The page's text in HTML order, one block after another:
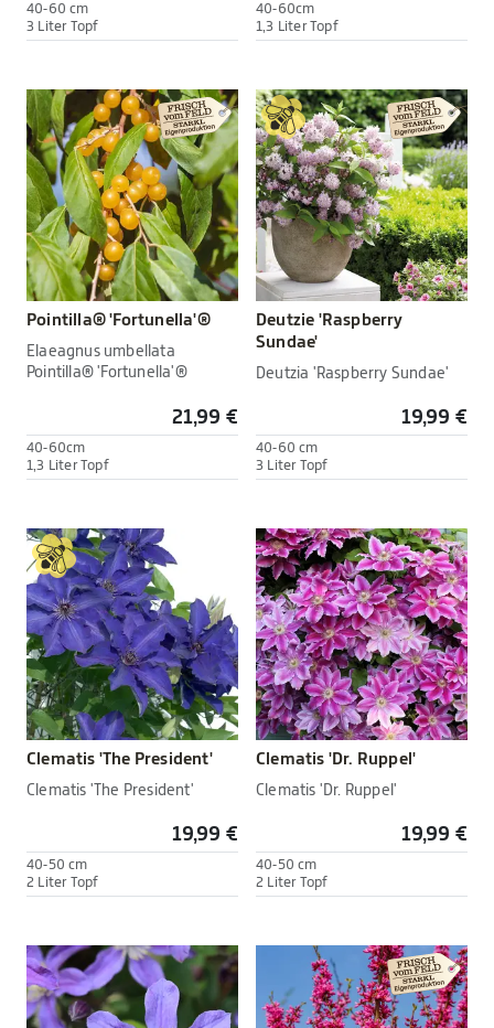
40-60 cm
3 Liter Topf
40-60cm
1,3 Liter Topf
Pointilla® 'Fortunella'®
Elaeagnus umbellata
Pointilla® 'Fortunella'®
21,99 €
40-60cm
1,3 Liter Topf
Deutzie 'Raspberry
Sundae'
Deutzia 'Raspberry Sundae'
19,99 €
40-60 cm
3 Liter Topf
Clematis 'The President'
Clematis 'The President'
19,99 €
40-50 cm
2 Liter Topf
Clematis 'Dr. Ruppel'
Clematis 'Dr. Ruppel'
19,99 €
40-50 cm
2 Liter Topf